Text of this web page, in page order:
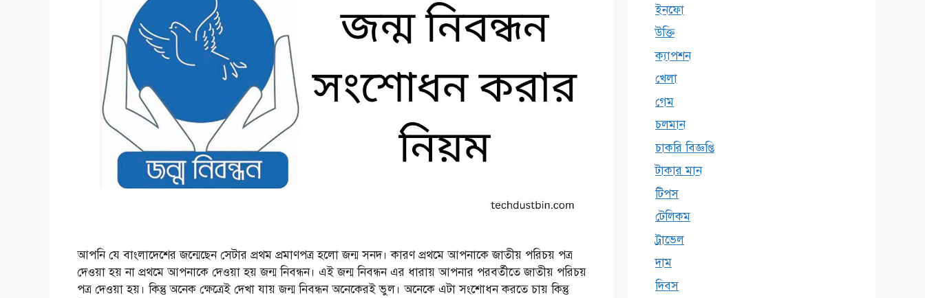
আপনি যে বাংলাদেশের জন্মেছেন সেটার প্রথম প্রমাণপত্র হলো জন্ম সনদ। কারণ প্রথমে আপনাকে জাতীয় পরিচয় পত্র
দেওয়া হয় না প্রথমে আপনাকে দেওয়া হয় জন্ম নিবন্ধন। এই জন্ম নিবন্ধন এর ধারায় আপনার পরবর্তীতে জাতীয় পরিচয়
পত্র দেওয়া হয়। কিন্তু অনেক ক্ষেত্রেই দেখা যায় জন্ম নিবন্ধন অনেকেরই ভুল। অনেকে এটা সংশোধন করতে চায় কিন্তু
ইনফো
উক্তি
ক্যাপশন
খেলা
গেম
চলমান
চাকরি বিজ্ঞপ্তি
টাকার মান
টিপস
টেলিকম
ট্রাভেল
দাম
দিবস